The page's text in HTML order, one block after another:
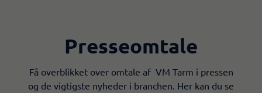
Presseomtale​
Få overblikket over omtale af VM Tarm i pressen
og de vigtigste nyheder i branchen. Her kan du se